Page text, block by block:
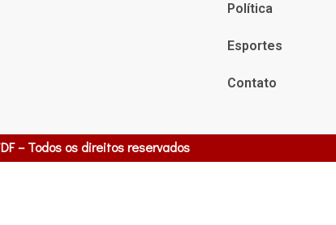
Política
Esportes
Contato
– Todos os direitos reservados